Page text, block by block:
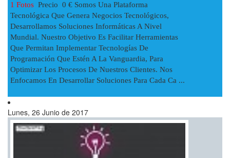
1 Fotos Precio 0 € Somos Una Plataforma
Tecnológica Que Genera Negocios Tecnológicos,
Desarrollamos Soluciones Informáticas A Nivel
Mundial. Nuestro Objetivo Es Facilitar Herramientas
Que Permitan Implementar Tecnologías De
Programación Que Estén A La Vanguardia, Para
Optimizar Los Procesos De Nuestros Clientes. Nos
Enfocamos En Desarrollar Soluciones Para Cada Ca ...
Lunes, 26 Junio de 2017